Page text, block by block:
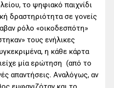
το ψηφιακό παιχνίδι
δραστηριότητα σε γονείς
ρόλο «οικοδεσπότη»
τους ενήλικες
η κάθε κάρτα
μία ερώτηση (από το
απαντήσεις. Αναλόγως, αν